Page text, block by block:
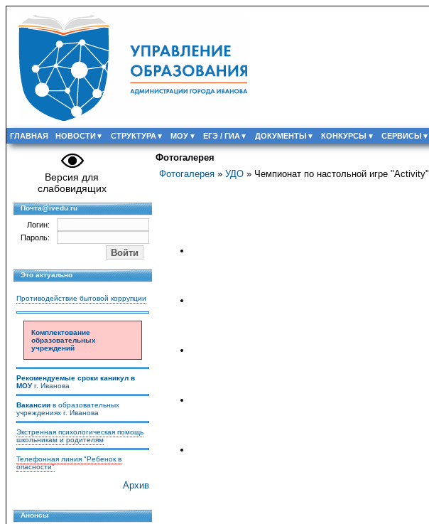
ГЛАВНАЯ НОВОСТИ СТРУКТУРА МОУ ЕГЭ / ГИА ДОКУМЕНТЫ КОНКУРСЫ СЕРВИСЫ
Версия для
слабовидящих
Почта@ivedu.ru
Логин:
Пароль:
Это актуально
Противодействие бытовой коррупции
Комплектование
образовательных
учреждений
Рекомендуемые сроки каникул в
МОУг. Иванова
Вакансии в образовательных
учреждениях г. Иванова
Экстренная психологическая помощь
школьникам и родителям
Телефонная линия "Ребенок в
опасности"
Архив
Анонсы
Фотогалерея
Фотогалерея » УДО » Чемпионат по настольной игре "Activity"